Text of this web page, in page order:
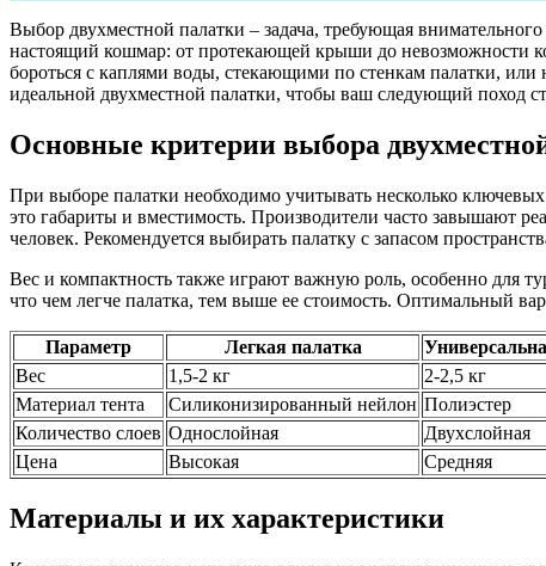
Выбор двухместной палатки – задача, требующая
настоящий кошмар: от протекающей крыши до невозможности
бороться с каплями воды, стекающими по стенкам палатки, или
идеальной двухместной палатки, чтобы ваш следующий поход
Основные критерии выбора
При выборе палатки необходимо учитывать несколько
это габариты и вместимость. Производители часто завышают
человек. Рекомендуется выбирать палатку с запасом
Вес и компактность также играют важную роль, особенно для
что чем легче палатка, тем выше ее стоимость. Оптимальный
Параметр Легкая палатка
Вес
1,5-2 кг 2-2,5 кг
Материал тента
Силиконизированный нейлон Полиэстер
Количество слоев Однослойная Двухслойная
Цена
Высокая Средняя
Материалы и их характеристики